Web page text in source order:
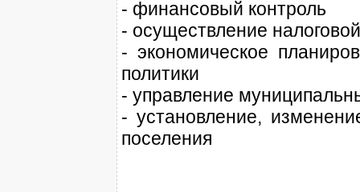
- финансовый контроль
- осуществление
- экономическое
политики
- управление
- установление,
поселения